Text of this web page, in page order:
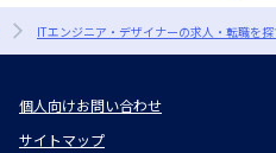
ITエンジニア・デザイナーの求人・転職を
個人向けお問い合わせ
サイトマップ